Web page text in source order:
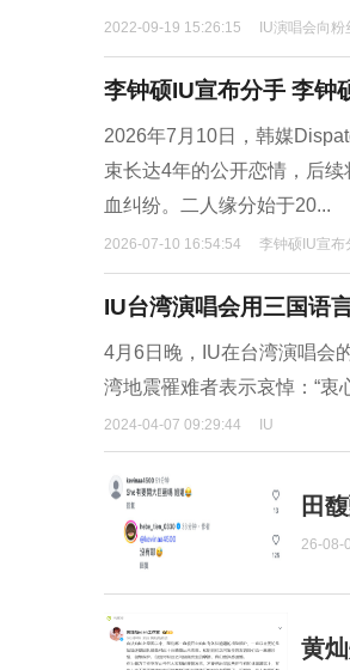
2022-09-19 15:26:15 IU演唱会向
李钟硕IU宣布分手 李钟
2026年7月10日，韩媒
束长达4年的公开恋情，后
血纠纷。二人缘分始于20...
2026-07-10 16:54:54 李钟硕IU宣布
IU台湾演唱会用三国语
4月6日晚，IU在台湾演唱会
湾地震罹难者表示哀悼：“
2024-04-07 09:29:44 IU
田
26-08-
黄